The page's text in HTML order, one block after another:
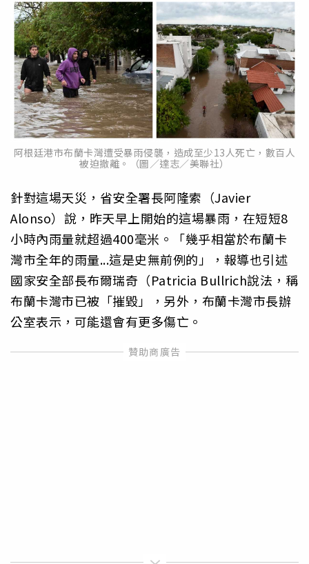
阿根廷港市布蘭卡灣遭受暴雨侵襲，造成至少13人死亡，數百人
被迫撤離。（圖／達志／美聯社）
針對這場天災，省安全署長阿隆索（Javier
Alonso）說，昨天早上開始的這場暴雨，在短短8
小時內雨量就超過400毫米。「幾乎相當於布蘭卡
灣市全年的雨量...這是史無前例的」，報導也引述
國家安全部長布爾瑞奇（Patricia Bullrich說法，稱
布蘭卡灣市已被「摧毀」，另外，布蘭卡灣市長辦
公室表示，可能還會有更多傷亡。